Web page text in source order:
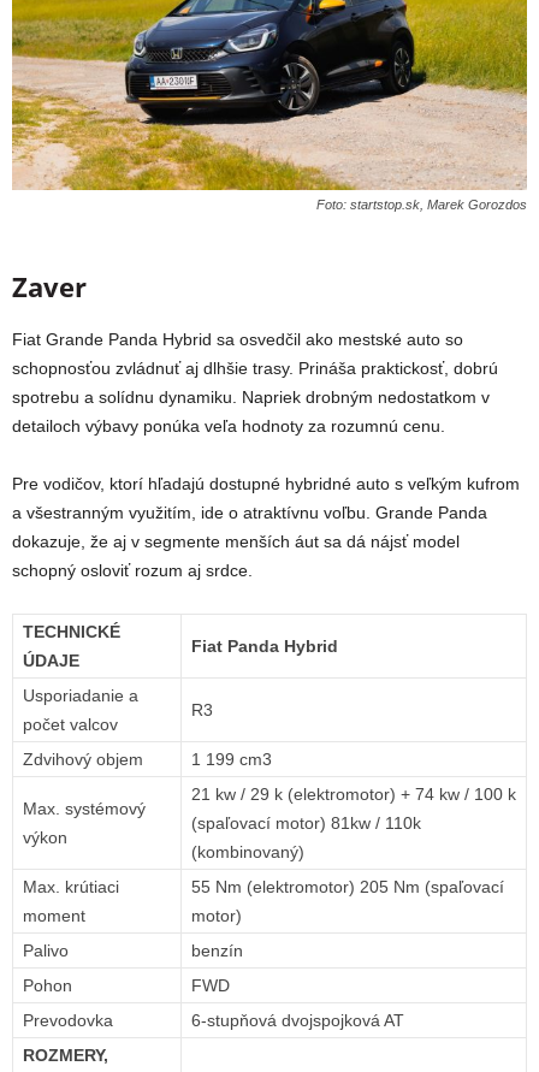
Foto: startstop.sk, Marek Gorozdos
Zaver
Fiat Grande Panda Hybrid sa osvedčil ako mestské auto so
schopnosťou zvládnuť aj dlhšie trasy. Prináša praktickosť, dobrú
spotrebu a solídnu dynamiku. Napriek drobným nedostatkom v
detailoch výbavy ponúka veľa hodnoty za rozumnú cenu.
Pre vodičov, ktorí hľadajú dostupné hybridné auto s veľkým kufrom
a všestranným využitím, ide o atraktívnu voľbu. Grande Panda
dokazuje, že aj v segmente menších áut sa dá nájsť model
schopný osloviť rozum aj srdce.
TECHNICKÉ
ÚDAJE
Fiat Panda Hybrid
Usporiadanie a
počet valcov
R3
Zdvihový objem 1 199 cm3
Max. systémový
výkon
21 kw / 29 k (elektromotor) + 74 kw / 100 k
(spaľovací motor) 81kw / 110k
(kombinovaný)
Max. krútiaci
moment
55 Nm (elektromotor) 205 Nm (spaľovací
motor)
Palivo
benzín
Pohon
FWD
Prevodovka
6-stupňová dvojspojková AT
ROZMERY,